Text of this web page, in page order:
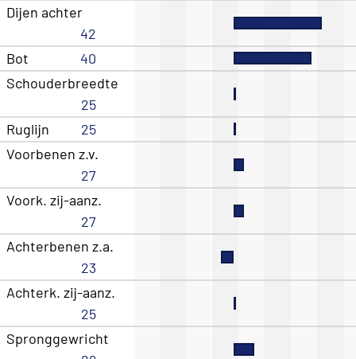
Dijen achter
42
Bot
40
Schouderbreedte
25
Ruglijn
25
Voorbenen z.v.
27
Voork. zij-aanz.
27
Achterbenen z.a.
23
Achterk. zij-aanz.
25
Spronggewricht